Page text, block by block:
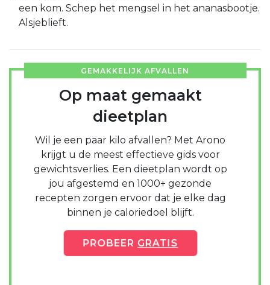
een kom. Schep het mengsel in het ananasbootje.
Alsjeblieft.
GEMAKKELIJK AFVALLEN
Op maat gemaakt
dieetplan
Wil je een paar kilo afvallen? Met Arono
krijgt u de meest effectieve gids voor
gewichtsverlies. Een dieetplan wordt op
jou afgestemd en 1000+ gezonde
recepten zorgen ervoor dat je elke dag
binnen je caloriedoel blijft.
PROBEER GRATIS